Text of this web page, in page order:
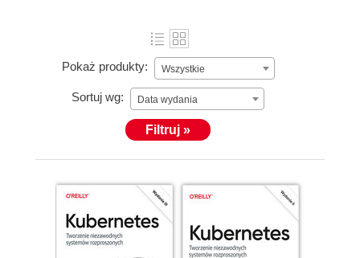
Pokaż produkty: Wszystkie
Sortuj wg: Data wydania
Filtruj »